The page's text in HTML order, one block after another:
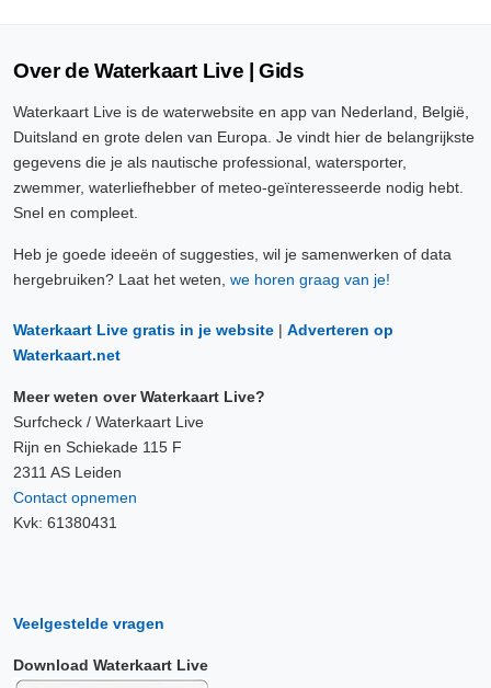
Over de Waterkaart Live | Gids
Waterkaart Live is de waterwebsite en app van Nederland, België,
Duitsland en grote delen van Europa. Je vindt hier de belangrijkste
gegevens die je als nautische professional, watersporter,
zwemmer, waterliefhebber of meteo-geïnteresseerde nodig hebt.
Snel en compleet.
Heb je goede ideeën of suggesties, wil je samenwerken of data
hergebruiken? Laat het weten, we horen graag van je!
Waterkaart Live gratis in je website | Adverteren op
Waterkaart.net
Meer weten over Waterkaart Live?
Surfcheck / Waterkaart Live
Rijn en Schiekade 115 F
2311 AS Leiden
Contact opnemen
Kvk: 61380431
Veelgestelde vragen
Download Waterkaart Live